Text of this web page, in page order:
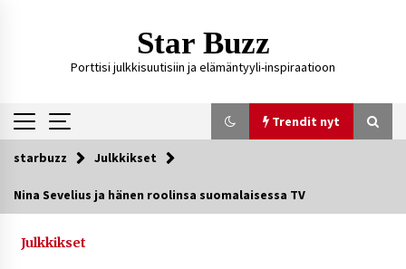
Star Buzz
Porttisi julkkisuutisiin ja elämäntyyli-inspiraatioon
Trendit nyt
Trendit nyt
starbuzz Julkkikset
Nina Sevelius ja hänen roolinsa suomalaisessa TV
Julkkikset